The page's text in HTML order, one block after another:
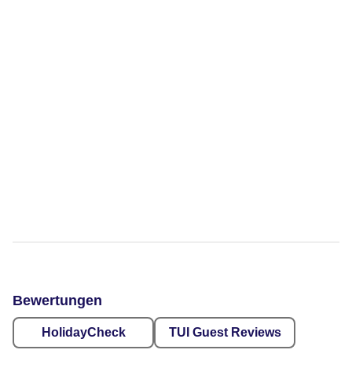
Bewertungen
HolidayCheck TUI Guest Reviews